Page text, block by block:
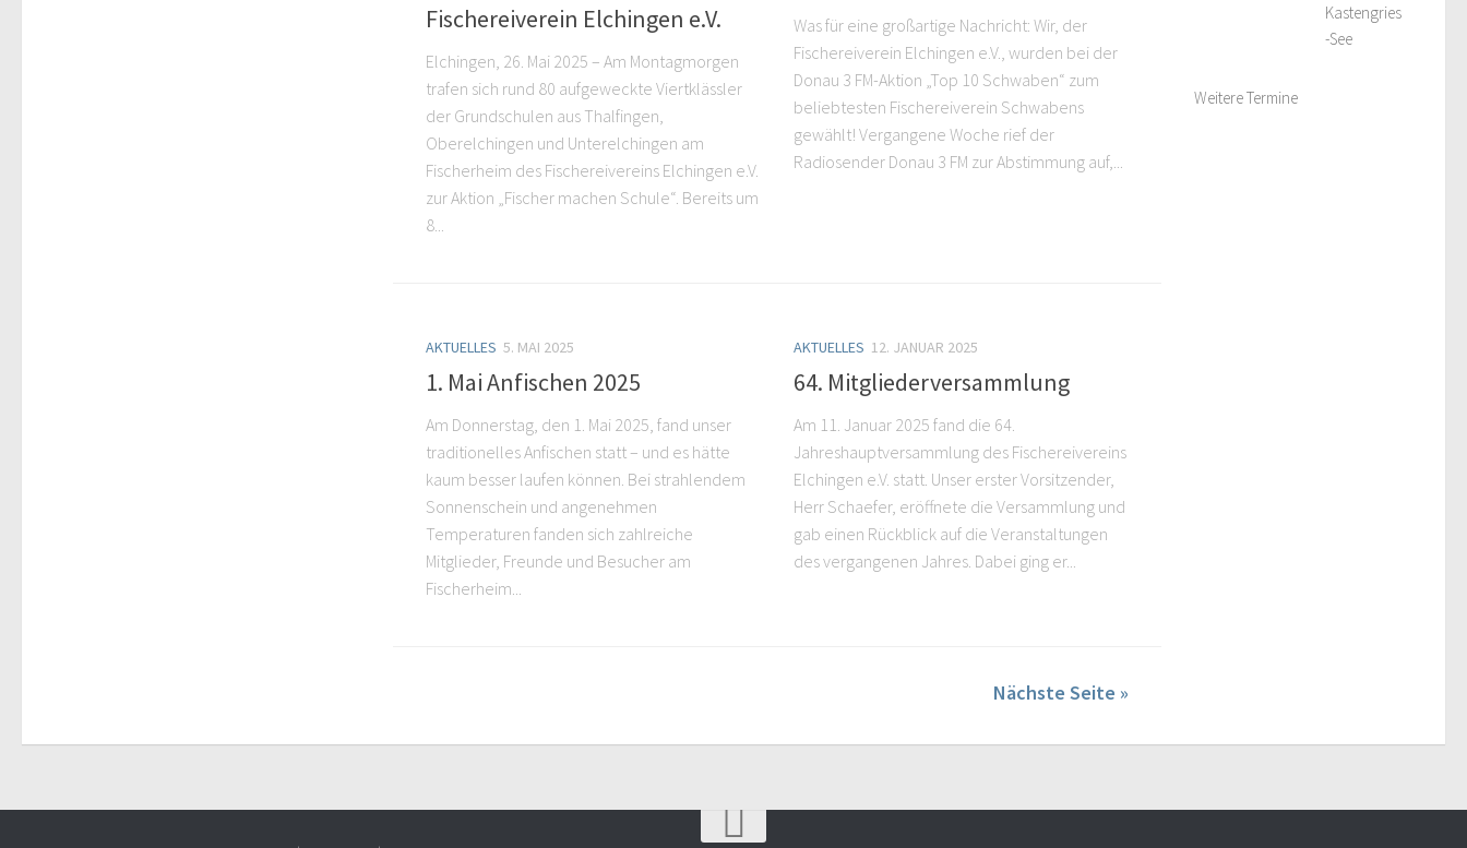
Fischereiverein Elchingen e.V.
Elchingen, 26. Mai 2025 – Am Montagmorgen
trafen sich rund 80 aufgeweckte Viertklässler
der Grundschulen aus Thalfingen,
Oberelchingen und Unterelchingen am
Fischerheim des Fischereivereins Elchingen e.V.
zur Aktion „Fischer machen Schule“. Bereits um
8...
Was für eine großartige Nachricht: Wir, der
Fischereiverein Elchingen e.V., wurden bei der
Donau 3 FM-Aktion „Top 10 Schwaben“ zum
beliebtesten Fischereiverein Schwabens
gewählt! Vergangene Woche rief der
Radiosender Donau 3 FM zur Abstimmung auf,...
AKTUELLES 5. MAI 2025
1. Mai Anfischen 2025
Am Donnerstag, den 1. Mai 2025, fand unser
traditionelles Anfischen statt – und es hätte
kaum besser laufen können. Bei strahlendem
Sonnenschein und angenehmen
Temperaturen fanden sich zahlreiche
Mitglieder, Freunde und Besucher am
Fischerheim...
AKTUELLES 12. JANUAR 2025
64. Mitgliederversammlung
Am 11. Januar 2025 fand die 64.
Jahreshauptversammlung des Fischereivereins
Elchingen e.V. statt. Unser erster Vorsitzender,
Herr Schaefer, eröffnete die Versammlung und
gab einen Rückblick auf die Veranstaltungen
des vergangenen Jahres. Dabei ging er...
Nächste Seite »
Kastengries
-See
Weitere Termine